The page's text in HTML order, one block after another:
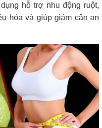
hỗ trợ nhu động ruột,
hóa và giúp giảm cân an